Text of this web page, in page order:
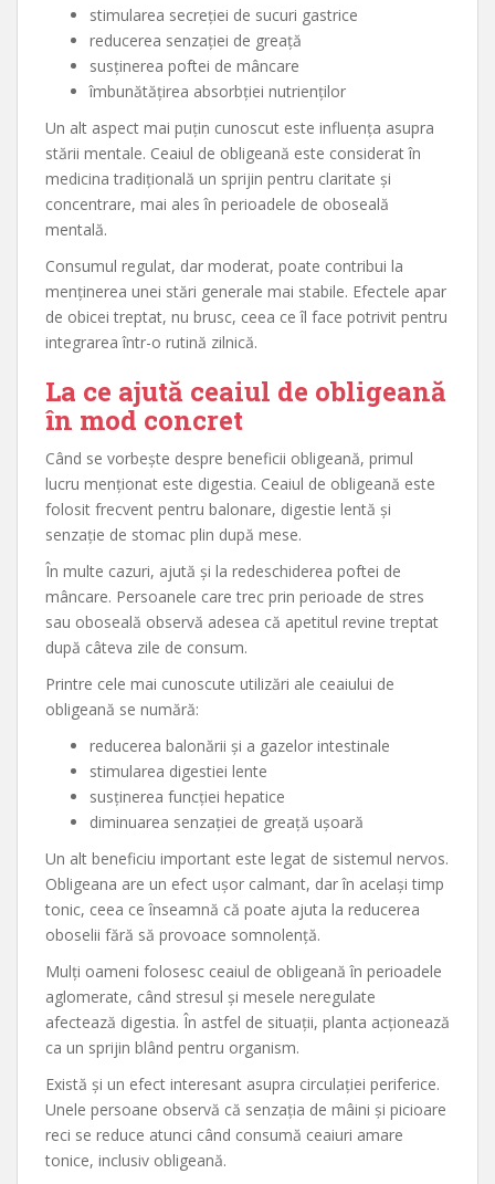
stimularea secreției de sucuri gastrice
reducerea senzației de greață
susținerea poftei de mâncare
îmbunătățirea absorbției nutrienților
Un alt aspect mai puțin cunoscut este influența asupra
stării mentale. Ceaiul de obligeană este considerat în
medicina tradițională un sprijin pentru claritate și
concentrare, mai ales în perioadele de oboseală
mentală.
Consumul regulat, dar moderat, poate contribui la
menținerea unei stări generale mai stabile. Efectele apar
de obicei treptat, nu brusc, ceea ce îl face potrivit pentru
integrarea într-o rutină zilnică.
La ce ajută ceaiul de obligeană
în mod concret
Când se vorbește despre beneficii obligeană, primul
lucru menționat este digestia. Ceaiul de obligeană este
folosit frecvent pentru balonare, digestie lentă și
senzație de stomac plin după mese.
În multe cazuri, ajută și la redeschiderea poftei de
mâncare. Persoanele care trec prin perioade de stres
sau oboseală observă adesea că apetitul revine treptat
după câteva zile de consum.
Printre cele mai cunoscute utilizări ale ceaiului de
obligeană se numără:
reducerea balonării și a gazelor intestinale
stimularea digestiei lente
susținerea funcției hepatice
diminuarea senzației de greață ușoară
Un alt beneficiu important este legat de sistemul nervos.
Obligeana are un efect ușor calmant, dar în același timp
tonic, ceea ce înseamnă că poate ajuta la reducerea
oboselii fără să provoace somnolență.
Mulți oameni folosesc ceaiul de obligeană în perioadele
aglomerate, când stresul și mesele neregulate
afectează digestia. În astfel de situații, planta acționează
ca un sprijin blând pentru organism.
Există și un efect interesant asupra circulației periferice.
Unele persoane observă că senzația de mâini și picioare
reci se reduce atunci când consumă ceaiuri amare
tonice, inclusiv obligeană.